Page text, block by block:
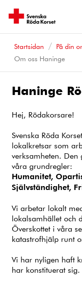
Startsidan På din
Om oss Haninge
Haninge
Hej, Rödakorsare!
Svenska Röda
lokalkretsar som
verksamheten.
våra grundregler:
Humanitet,
Självständighet,
Vi arbetar lokalt
lokalsamhället och
Överskottet i våra
katastrofhjälp runt
Vi har nyligen haft
har konstituerat sig.